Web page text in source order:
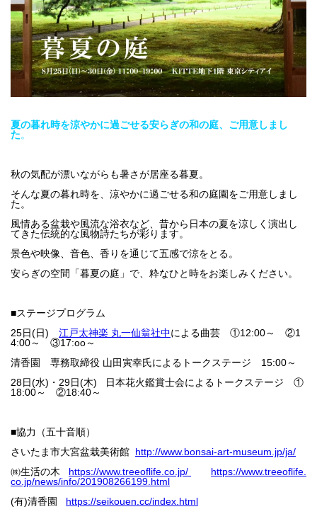
夏の暮れ時を涼やかに過ごせる安らぎの和の庭、ご用意しまし
た。
秋の気配が漂いながらも暑さが居座る暮夏。
そんな夏の暮れ時を、涼やかに過ごせる和の庭園をご用意しまし
た。
風情ある盆栽や風流な浴衣など、昔から日本の夏を涼しく演出し
てきた伝統的な風物詩たちが彩ります。
景色や映像、音色、香りを通じて五感で涼をとる。
安らぎの空間「暮夏の庭」で、粋なひと時をお楽しみください。
■ステージプログラム
25日(日) 江戸太神楽 丸一仙翁社中による曲芸 ①12:00～ ②1
4:00～ ③17:oo～
清香園 専務取締役 山田寅幸氏によるトークステージ 15:00～
28日(水)・29日(木) 日本花火鑑賞士会によるトークステージ ①
18:00～ ②18:40～
■協力（五十音順）
さいたま市大宮盆栽美術館 http://www.bonsai-art-museum.jp/ja/
㈱生活の木 https://www.treeoflife.co.jp/
https://www.treeoflife.
co.jp/news/info/201908266199.html
(有)清香園 https://seikouen.cc/index.html